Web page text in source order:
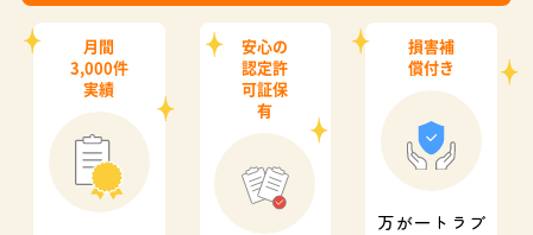
月間
3,000件
実績
安心の
認定許
可証保
有
損害補
償付き
万が一トラブ